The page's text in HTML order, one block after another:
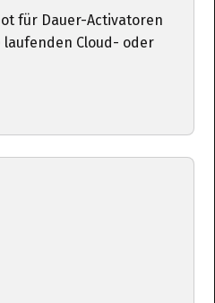
für Dauer-Activatoren
laufenden Cloud- oder